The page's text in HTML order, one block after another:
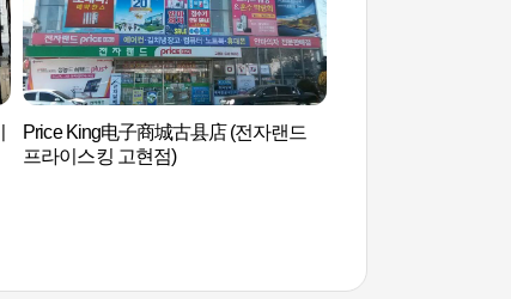
Price King电子商城古县店 (전자랜드
프라이스킹 고현점)